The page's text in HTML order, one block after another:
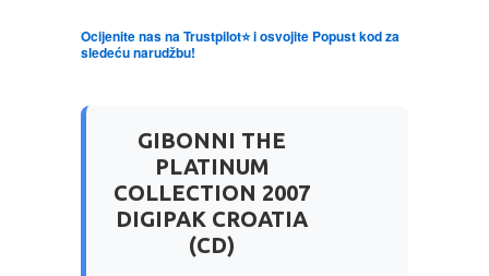
POPULARNA PSIHOLOGIJA
Ocijenite nas na Trustpilot⭐ i osvojite Popust kod za
sledeću narudžbu!
GIBONNI THE
PLATINUM
COLLECTION 2007
DIGIPAK CROATIA
(CD)